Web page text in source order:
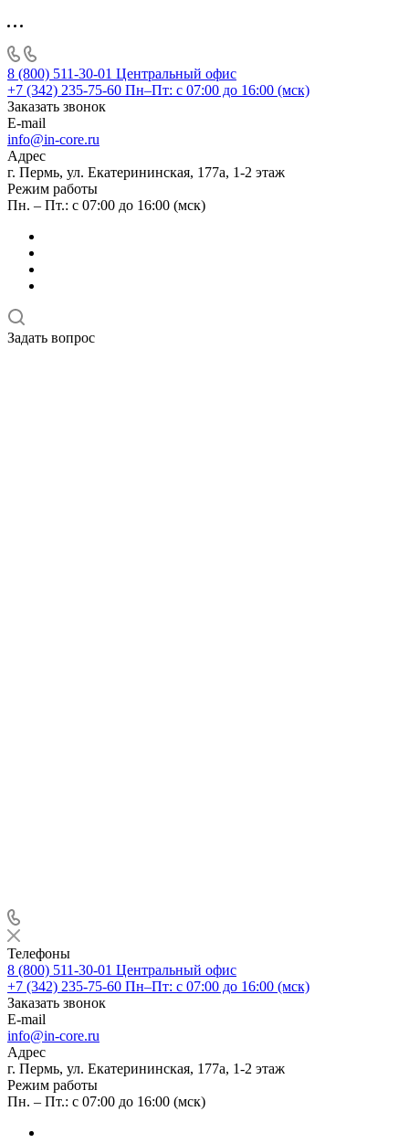
8 (800) 511-30-01 Центральный офис
+7 (342) 235-75-60 Пн–Пт: с 07:00 до 16:00 (мск)
Заказать звонок
E-mail
info@in-core.ru
Адрес
г. Пермь, ул. ​Екатерининская, 177а, ​1-2 этаж
Режим работы
Пн. – Пт.: с 07:00 до 16:00 (мск)
Задать вопрос
Телефоны
8 (800) 511-30-01 Центральный офис
+7 (342) 235-75-60 Пн–Пт: с 07:00 до 16:00 (мск)
Заказать звонок
E-mail
info@in-core.ru
Адрес
г. Пермь, ул. ​Екатерининская, 177а, ​1-2 этаж
Режим работы
Пн. – Пт.: с 07:00 до 16:00 (мск)